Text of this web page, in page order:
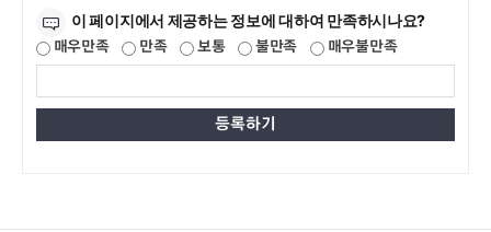
이 페이지에서 제공하는 정보에 대하여 만족하시나요?
매우만족 만족 보통 불만족 매우불만족